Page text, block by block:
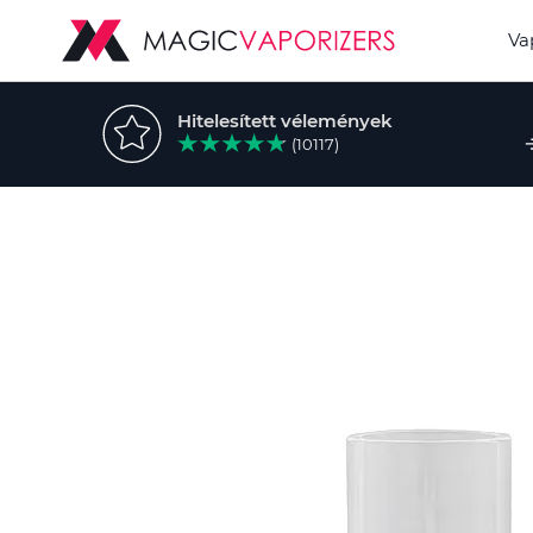
Hitelesített vélemények
(10117)